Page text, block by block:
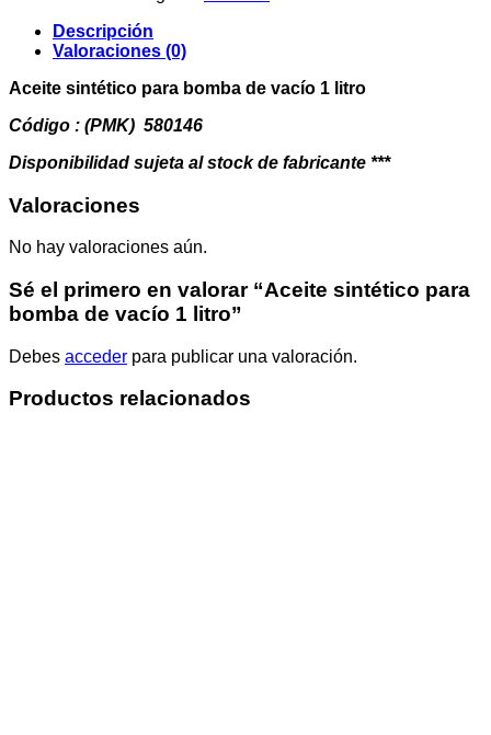
de
vacío
litro
Descripción
Valoraciones (0)
Aceite sintético para bomba de vacío 1 litro
Código : (PMK) 580146
Disponibilidad sujeta al stock de fabricante ***
Valoraciones
No hay valoraciones aún.
Sé el primero en valorar “Aceite sintético para
bomba de vacío 1 litro”
Debes acceder para publicar una valoración.
Productos relacionados